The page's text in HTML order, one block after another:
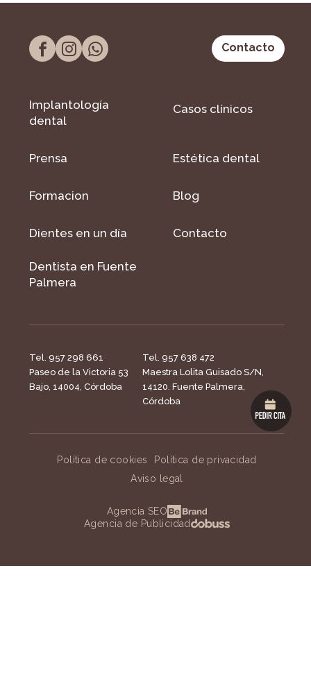
Contacto
Implantología
dental
Casos clínicos
Prensa Estética dental
Formacion Blog
Dientes en un día Contacto
Dentista en Fuente
Palmera
Tel. 957 298 661
Paseo de la Victoria 53
Bajo, 14004, Córdoba
Tel. 957 638 472
Maestra Lolita Guisado S/N,
14120. Fuente Palmera,
Córdoba
Política de cookies
Política de privacidad
Aviso legal
Agencia SEO
Agencia de Publicidad